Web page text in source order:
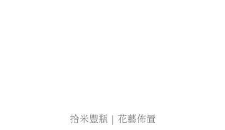
拾米豐瓶｜花藝佈置